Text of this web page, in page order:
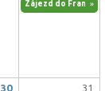
Zájezd do Francie
»
30 31